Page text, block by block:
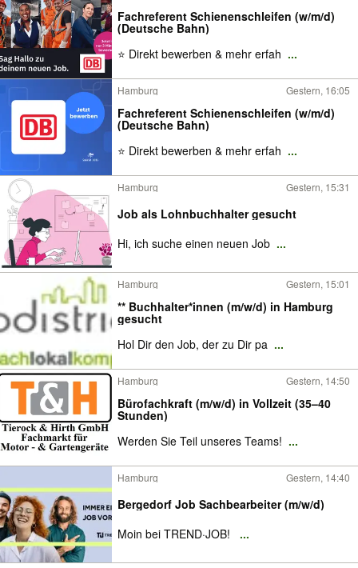
Fachreferent Schienenschleifen (w/m/d)
(Deutsche Bahn)
⭐ Direkt bewerben & mehr erfah ...
Hamburg Gestern, 16:05
Fachreferent Schienenschleifen (w/m/d)
(Deutsche Bahn)
⭐ Direkt bewerben & mehr erfah ...
Hamburg Gestern, 15:31
Job als Lohnbuchhalter gesucht
Hi, ich suche einen neuen Job ...
Hamburg Gestern, 15:01
** Buchhalter*innen (m/w/d) in Hamburg
gesucht
Hol Dir den Job, der zu Dir pa ...
Hamburg Gestern, 14:50
Bürofachkraft (m/w/d) in Vollzeit (35–40
Stunden)
Werden Sie Teil unseres Teams! ...
Hamburg Gestern, 14:40
Bergedorf Job Sachbearbeiter (m/w/d)
Moin bei TREND·JOB!
...